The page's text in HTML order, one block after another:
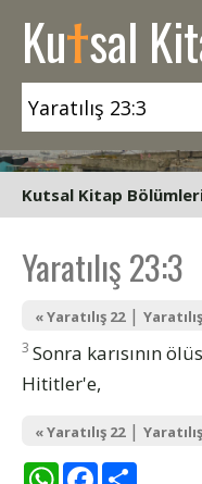
Kutsal
Kutsal Kitap
Yaratılış 23:3
« Yaratılış 22|
3 Sonra karısının
Hititler'e,
« Yaratılış 22|
WhatsAppFacebook